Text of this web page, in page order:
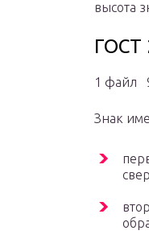
высота
ГОСТ
1 файл
Знак